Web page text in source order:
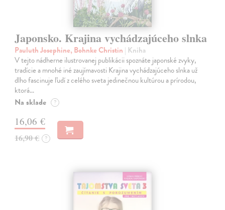
Japonsko. Krajina vychádzajúceho slnka
Pauluth Josephine, Bohnke Christin | Kniha
V tejto nádherne ilustrovanej publikácii spoznáte japonské zvyky,
tradície a mnohé iné zaujímavosti Krajina vychádzajúceho slnka už
dlho fascinuje ľudí z celého sveta jedinečnou kultúrou a prírodou,
ktorá…
Na sklade ?
16,06 €
16,90 € ?